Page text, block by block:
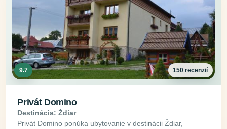
9.7 150 recenzií
Privát Domino
Destinácia: Ždiar
Privát Domino ponúka ubytovanie v destinácii Ždiar,